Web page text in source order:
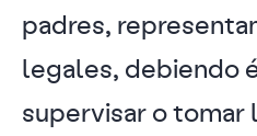
padres,
legales, debiendo
supervisar o tomar